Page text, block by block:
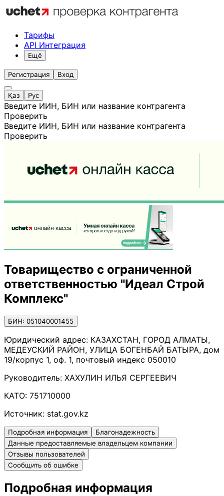
Тарифы
API Интеграция
Ещё
Регистрация Вход
Қаз Рус
Введите ИИН, БИН или название контрагента
Проверить
Введите ИИН, БИН или название контрагента
Проверить
Товарищество с ограниченной
ответственностью "Идеал Строй
Комплекс"
БИН: 051040001455
Юридический адрес: КАЗАХСТАН, ГОРОД АЛМАТЫ,
МЕДЕУСКИЙ РАЙОН, УЛИЦА БОГЕНБАЙ БАТЫРА, дом
19/корпус 1, оф. 1, почтовый индекс 050010
Руководитель: ХАХУЛИН ИЛЬЯ СЕРГЕЕВИЧ
КАТО: 751710000
Источник: stat.gov.kz
Подробная информация
Благонадежность
Данные предоставляемые владельцем компании
Отзывы пользователей
Сообщить об ошибке
Подробная информация